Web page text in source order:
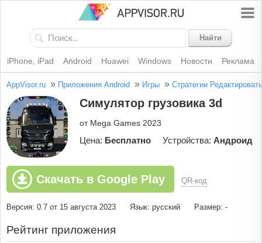
Найти
iPhone, iPad Android Huawei Windows Новости Реклама
AppVisor.ru » Приложения Android » Игры » Стратегии Редактировать
Симулятор грузовика 3d
от Mega Games 2023
Цена: Бесплатно Устройства: Андроид
Скачать в Google Play QR-код
Версия: 0.7 от 15 августа 2023 Язык: русский Размер: -
Рейтинг приложения